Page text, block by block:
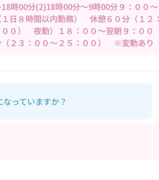
時00分(2)18時00分～9時00分９：００～
１日８時間以内勤務） 休憩６０分（１２
００） 夜勤）１８：００～翌朝９：０
（２３：００～２５：００） ※変動あり
っていますか？